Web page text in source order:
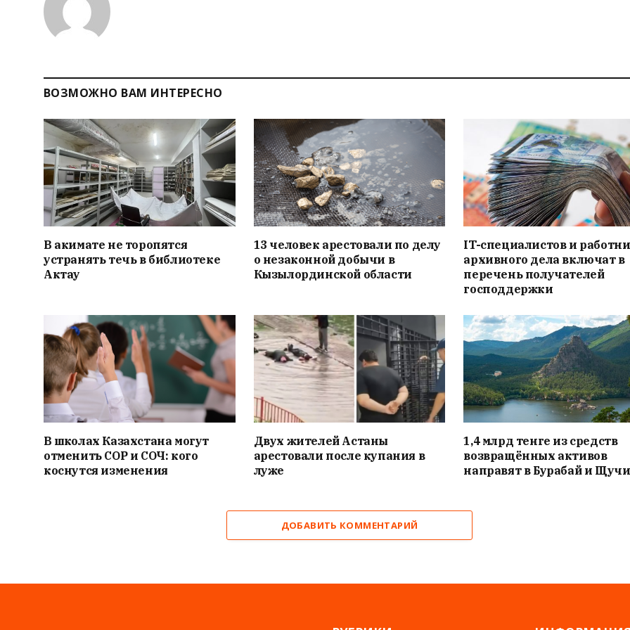
ВОЗМОЖНО ВАМ ИНТЕРЕСНО
В акимате не торопятся
устранять течь в библиотеке
Актау
13 человек арестовали по делу
о незаконной добычи в
Кызылординской области
IT-специалистов и
архивного дела включат в
перечень получателей
господдержки
В школах Казахстана могут
отменить СОР и СОЧ: кого
коснутся изменения
Двух жителей Астаны
арестовали после купания в
луже
1,4 млрд тенге из средств
возвращённых активов
направят в Бурабай и
ДОБАВИТЬ КОММЕНТАРИЙ